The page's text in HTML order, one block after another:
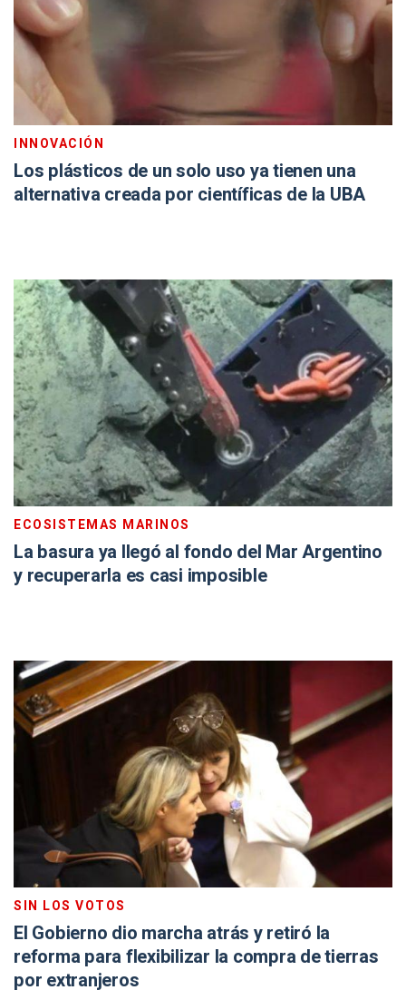
INNOVACIÓN
Los plásticos de un solo uso ya tienen una
alternativa creada por científicas de la UBA
ECOSISTEMAS MARINOS
La basura ya llegó al fondo del Mar Argentino
y recuperarla es casi imposible
SIN LOS VOTOS
El Gobierno dio marcha atrás y retiró la
reforma para flexibilizar la compra de tierras
por extranjeros